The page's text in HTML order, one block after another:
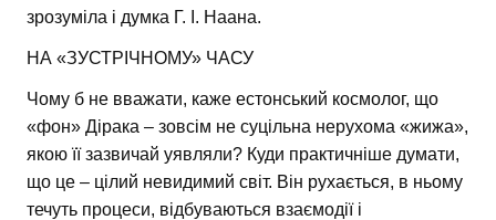
зрозуміла і думка Г. І. Наана.
НА «ЗУСТРІЧНОМУ» ЧАСУ
Чому б не вважати, каже естонський космолог, що
«фон» Дірака – зовсім не суцільна нерухома «жижа»,
якою її зазвичай уявляли? Куди практичніше думати,
що це – цілий невидимий світ. Він рухається, в ньому
течуть процеси, відбуваються взаємодії і